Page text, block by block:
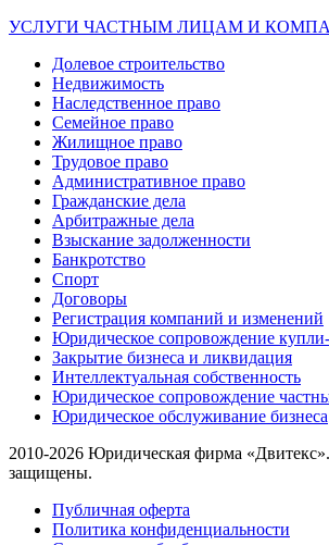
УСЛУГИ ЧАСТНЫМ ЛИЦАМ И
Долевое строительство
Недвижимость
Наследственное право
Семейное право
Жилищное право
Трудовое право
Административное право
Гражданские дела
Арбитражные дела
Взыскание задолженности
Банкротство
Спорт
Договоры
Регистрация компаний и изменений
Юридическое сопровождение
Закрытие бизнеса и ликвидация
Интеллектуальная собственность
Юридическое сопровождение
Юридическое обслуживание бизнеса
2010-2026 Юридическая фирма
защищены.
Публичная оферта
Политика конфиденциальности